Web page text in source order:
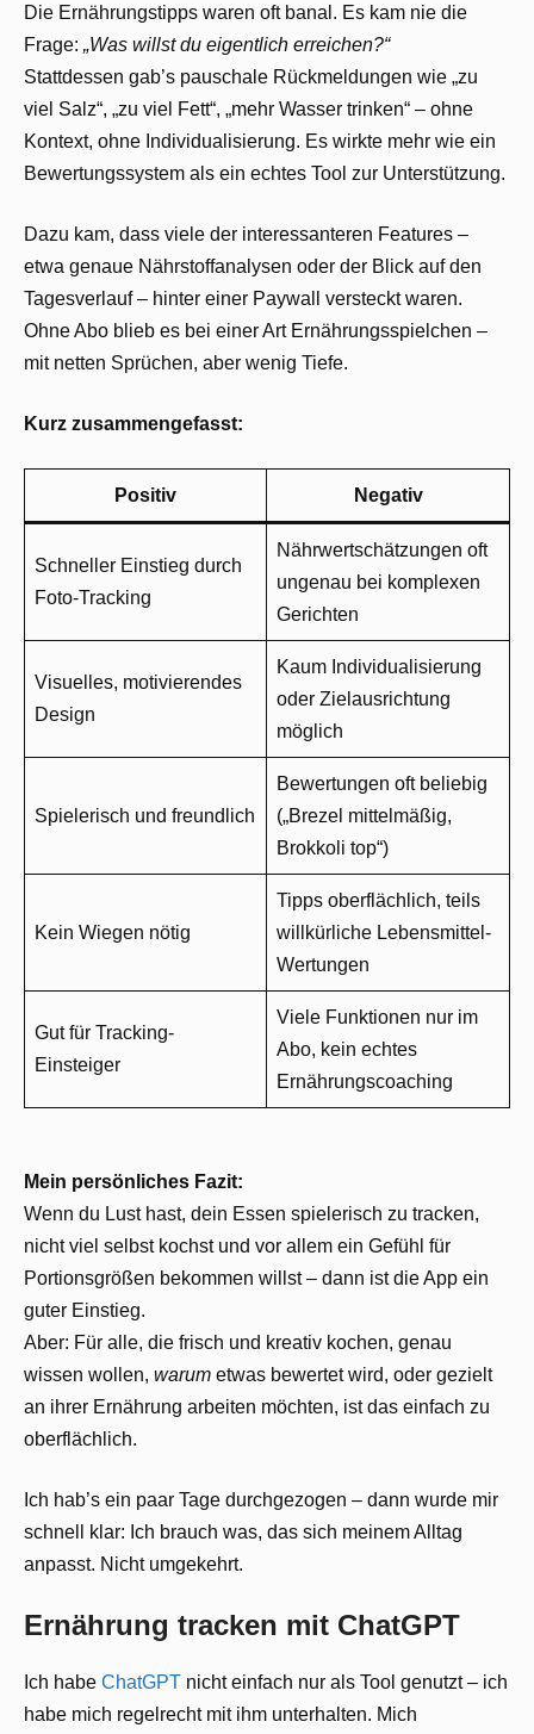
Die Ernährungstipps waren oft banal. Es kam nie die
Frage: „Was willst du eigentlich erreichen?“
Stattdessen gab’s pauschale Rückmeldungen wie „zu
viel Salz“, „zu viel Fett“, „mehr Wasser trinken“ – ohne
Kontext, ohne Individualisierung. Es wirkte mehr wie ein
Bewertungssystem als ein echtes Tool zur Unterstützung.
Dazu kam, dass viele der interessanteren Features –
etwa genaue Nährstoffanalysen oder der Blick auf den
Tagesverlauf – hinter einer Paywall versteckt waren.
Ohne Abo blieb es bei einer Art Ernährungsspielchen –
mit netten Sprüchen, aber wenig Tiefe.
Kurz zusammengefasst:
Positiv Negativ
Schneller Einstieg durch
Foto-Tracking
Nährwertschätzungen oft
ungenau bei komplexen
Gerichten
Visuelles, motivierendes
Design
Kaum Individualisierung
oder Zielausrichtung
möglich
Spielerisch und freundlich
Bewertungen oft beliebig
(„Brezel mittelmäßig,
Brokkoli top“)
Kein Wiegen nötig
Tipps oberflächlich, teils
willkürliche Lebensmittel-
Wertungen
Gut für Tracking-
Einsteiger
Viele Funktionen nur im
Abo, kein echtes
Ernährungscoaching
Mein persönliches Fazit:
Wenn du Lust hast, dein Essen spielerisch zu tracken,
nicht viel selbst kochst und vor allem ein Gefühl für
Portionsgrößen bekommen willst – dann ist die App ein
guter Einstieg.
Aber: Für alle, die frisch und kreativ kochen, genau
wissen wollen, warum etwas bewertet wird, oder gezielt
an ihrer Ernährung arbeiten möchten, ist das einfach zu
oberflächlich.
Ich hab’s ein paar Tage durchgezogen – dann wurde mir
schnell klar: Ich brauch was, das sich meinem Alltag
anpasst. Nicht umgekehrt.
Ernährung tracken mit ChatGPT
Ich habe ChatGPT nicht einfach nur als Tool genutzt – ich
habe mich regelrecht mit ihm unterhalten. Mich